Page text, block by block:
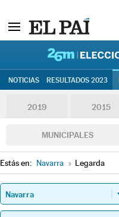
NOTICIAS RESULTADOS 2023
2019 2015
MUNICIPALES
Estás en: Navarra » Legarda